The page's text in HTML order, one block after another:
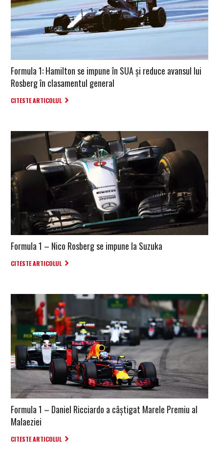
Formula 1: Hamilton se impune în SUA și reduce avansul lui
Rosberg în clasamentul general
CITESTE ARTICOLUL
Formula 1 – Nico Rosberg se impune la Suzuka
CITESTE ARTICOLUL
Formula 1 – Daniel Ricciardo a câștigat Marele Premiu al
Malaeziei
CITESTE ARTICOLUL